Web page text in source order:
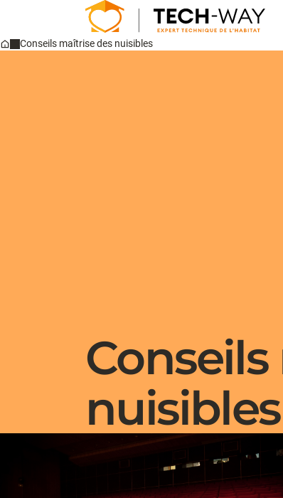
Conseils maîtrise des nuisibles
nuisibles